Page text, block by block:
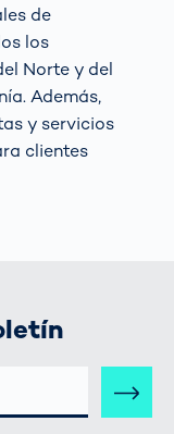
de
los
Norte y del
Además,
y servicios
clientes